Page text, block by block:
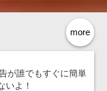
more
が誰でもすぐに簡単
いよ！